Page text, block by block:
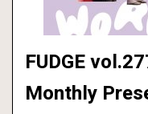
FUDGE
Monthly